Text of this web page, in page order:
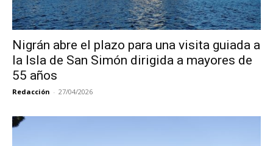
Nigrán abre el plazo para una visita guiada a
la Isla de San Simón dirigida a mayores de
55 años
Redacción - 27/04/2026